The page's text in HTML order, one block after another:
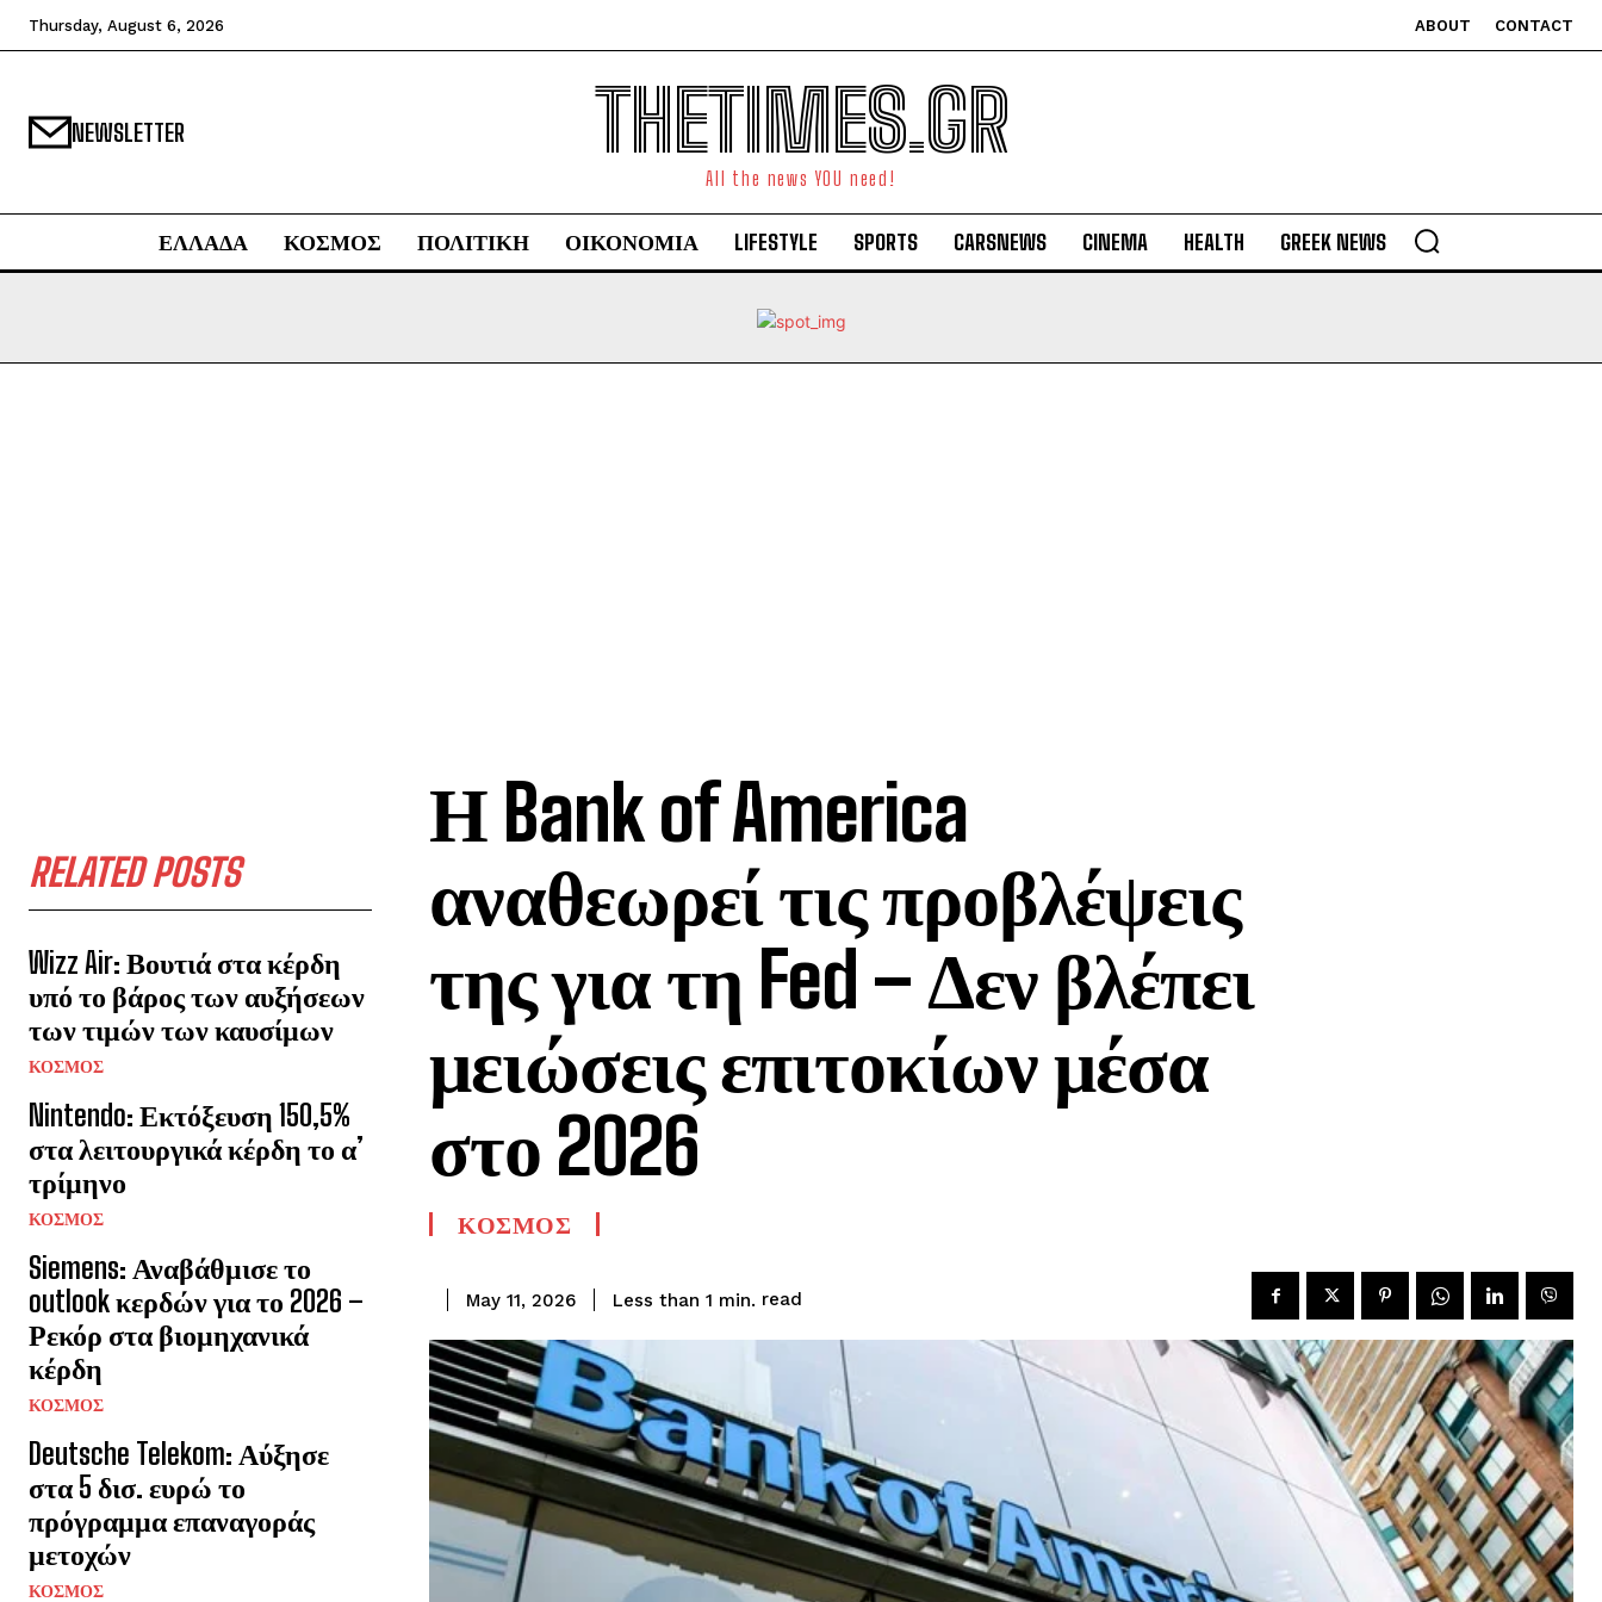
Thursday, August 6, 2026 ABOUT CONTACT
NEWSLETTER THETIMES.GR
All the news YOU need!
ΕΛΛΑΔΑ ΚΟΣΜΟΣ ΠΟΛΙΤΙΚΗ ΟΙΚΟΝΟΜΙΑ LIFESTYLE SPORTS CARSNEWS CINEMA HEALTH GREEK NEWS
RELATED POSTS
Wizz Air: Βουτιά στα κέρδη
υπό το βάρος των αυξήσεων
των τιμών των καυσίμων
ΚΟΣΜΟΣ
Nintendo: Εκτόξευση 150,5%
στα λειτουργικά κέρδη το α’
τρίμηνο
ΚΟΣΜΟΣ
Siemens: Αναβάθμισε το
outlook κερδών για το 2026 –
Ρεκόρ στα βιομηχανικά
κέρδη
ΚΟΣΜΟΣ
Deutsche Telekom: Αύξησε
στα 5 δισ. ευρώ το
πρόγραμμα επαναγοράς
μετοχών
ΚΟΣΜΟΣ
Η Bank of America
αναθεωρεί τις προβλέψεις
της για τη Fed – Δεν βλέπει
μειώσεις επιτοκίων μέσα
στο 2026
ΚΟΣΜΟΣ
May 11, 2026 Less than 1 min. read